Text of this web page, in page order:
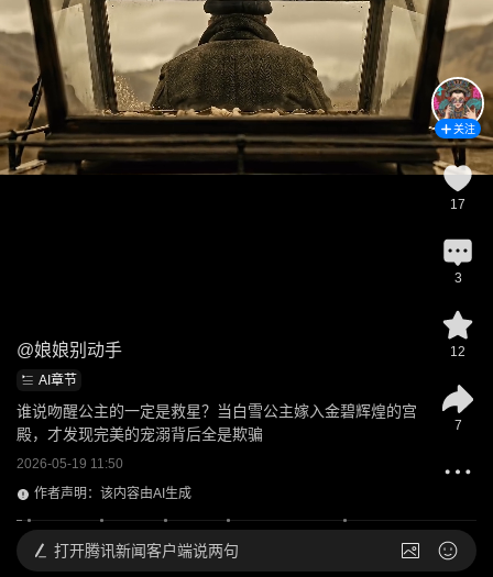
@娘娘别动手
AI章节
谁说吻醒公主的一定是救星？当白雪公主嫁入金碧辉煌的宫
殿，才发现完美的宠溺背后全是欺骗
2026-05-19 11:50
作者声明：该内容由AI生成
关注
17
3
12
7
打开腾讯新闻客户端说两句